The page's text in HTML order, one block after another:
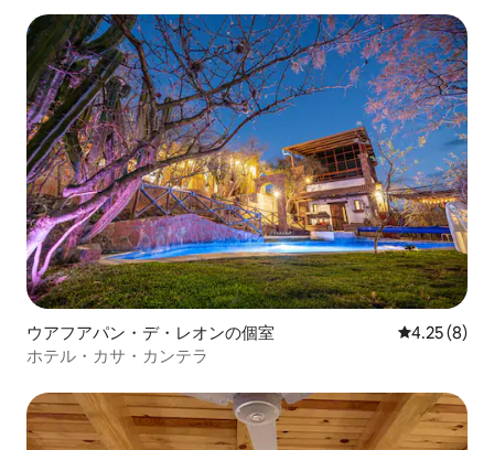
ウアフアパン・デ・レオンの個室 レビュー8
4.25 (8)
ホテル・カサ・カンテラ